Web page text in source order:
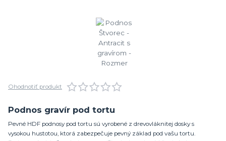
Ohodnotiť produkt
Podnos gravír pod tortu
Pevné HDF podnosy pod tortu sú vyrobené z drevovláknitej dosky s
vysokou hustotou, ktorá zabezpečuje pevný základ pod vašu tortu.